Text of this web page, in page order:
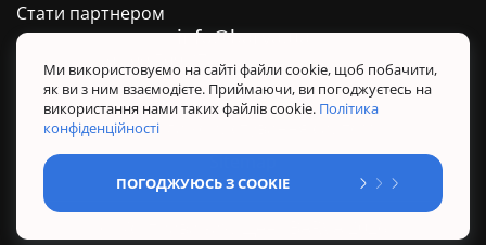
Стати партнером
Техпідтримка ТМ BARVA
Політика конфіденційності
Правила користування сайтом
Sitemap
info@barva.ua
Ми використовуємо на сайті файли cookie, щоб побачити,
як ви з ним взаємодієте. Приймаючи, ви погоджуєтесь на
використання нами таких файлів cookie. Політика
конфіденційності
ПОГОДЖУЮСЬ З COOKIE